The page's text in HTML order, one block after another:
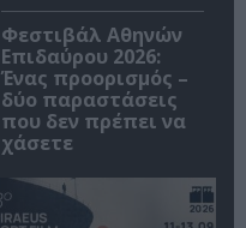
Φεστιβάλ Αθηνών
Επιδαύρου 2026:
Ένας προορισμός –
δύο παραστάσεις
που δεν πρέπει να
χάσετε